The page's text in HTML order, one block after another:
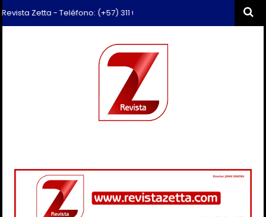
Zetta - Teléfono: (+57) 311 659 6374 - Correo: